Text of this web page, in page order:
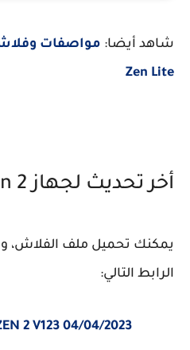
شاهد أيضا:
Zen Lite
أخر تحديث لجهاز Echolink Zen 2
الرابط التالي:
2 V123 04/04/2023